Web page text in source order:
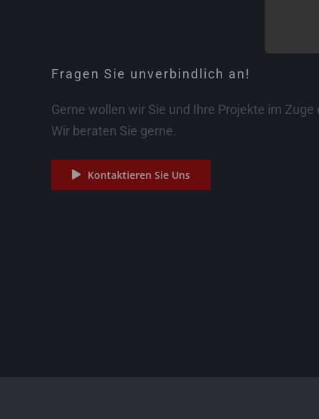
Fragen Sie unverbindlich an!
Gerne wollen wir Sie und Ihre Projekte im
Wir beraten Sie gerne.
Kontaktieren Sie Uns